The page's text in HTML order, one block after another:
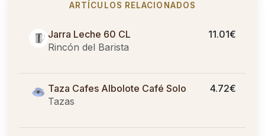
ARTÍCULOS RELACIONADOS
Jarra Leche 60 CL
Rincón del Barista
11.01€
Taza Cafes Albolote Café Solo
Tazas
4.72€